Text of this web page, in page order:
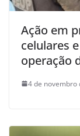
Ação em
celulares
operação
4 de novembro